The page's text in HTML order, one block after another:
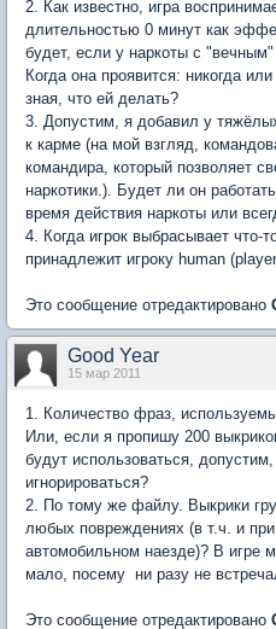
2. Как известно, игра
длительностью 0 минут как
будет, если у наркоты с
Когда она проявится: никогда
зная, что ей делать?
3. Допустим, я добавил у
к карме (на мой взгляд,
командира, который позволяет
наркотики.). Будет ли он
время действия наркоты или
4. Когда игрок выбрасывает что-
принадлежит игроку human
Это сообщение отредактировано
Good Year
15 мар 2011
1. Количество фраз,
Или, если я пропишу 200
будут использоваться,
игнорироваться?
2. По тому же файлу. Выкрики
любых повреждениях (в т.ч. и
автомобильном наезде)? В игре
мало, посему  ни разу не
Это сообщение отредактировано